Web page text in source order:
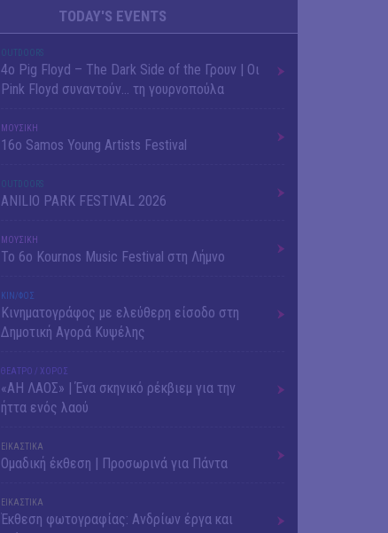
TODAY'S EVENTS
OUTDΟORS
4ο Pig Floyd – The Dark Side of the Γρουν | Οι
Pink Floyd συναντούν… τη γουρνοπούλα
ΜΟΥΣΙΚΗ
16o Samos Young Artists Festival
OUTDΟORS
ANILIO PARK FESTIVAL 2026
ΜΟΥΣΙΚΗ
Το 6ο Kournos Music Festival στη Λήμνο
ΚΙΝ/ΦΟΣ
Κινηματογράφος με ελεύθερη είσοδο στη
Δημοτική Αγορά Κυψέλης
ΘΕΑΤΡΟ / ΧΟΡΟΣ
«ΑΗ ΛΑΟΣ» | Ένα σκηνικό ρέκβιεμ για την
ήττα ενός λαού
ΕΙΚΑΣΤΙΚΑ
Ομαδική έκθεση | Προσωρινά για Πάντα
ΕΙΚΑΣΤΙΚΑ
Έκθεση φωτογραφίας: Ανδρίων έργα και